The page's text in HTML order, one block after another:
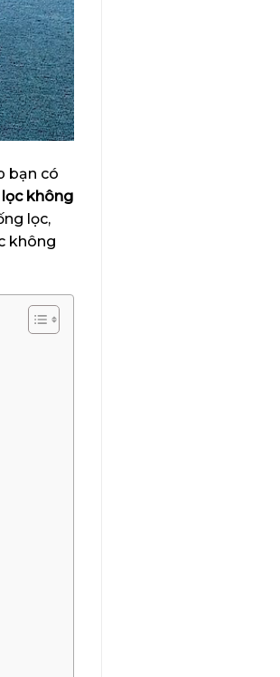
bạn có
không
lọc,
không